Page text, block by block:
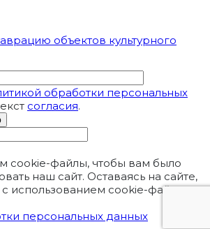
обработки персональных
согласия.
cookie-файлы, чтобы вам было
наш сайт. Оставаясь на сайте,
использованием cookie-файлов.
персональных данных